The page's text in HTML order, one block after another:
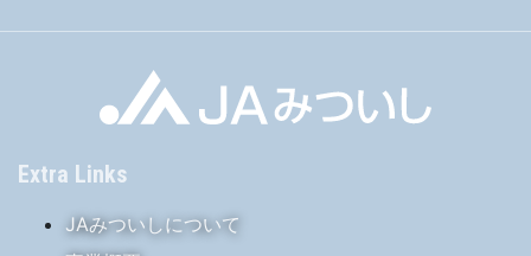
Extra Links
JAみついしについて